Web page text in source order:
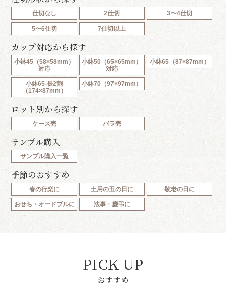
仕切なし 2仕切 3〜4仕切
5〜6仕切 7仕切以上
カップ対応から探す
小鉢45（58×58mm）
対応
小鉢50（65×65mm）
対応
小鉢65（87×87mm）
小鉢65-長2割
（174×87mm）
小鉢70（97×97mm）
ロット別から探す
ケース売 バラ売
サンプル購入
サンプル購入一覧
季節のおすすめ
春の行楽に 土用の丑の日に 敬老の日に
おせち・オードブルに 法事・慶弔に
PICK UP
おすすめ